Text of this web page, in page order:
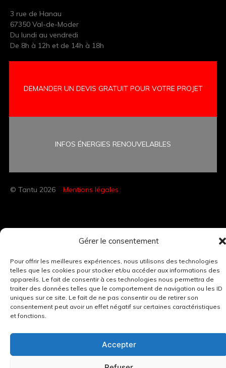
Gérer le consentement
Pour offrir les meilleures expériences, nous utilisons des technologies
telles que les cookies pour stocker et/ou accéder aux informations des
appareils. Le fait de consentir à ces technologies nous permettra de
traiter des données telles que le comportement de navigation ou les ID
uniques sur ce site. Le fait de ne pas consentir ou de retirer son
consentement peut avoir un effet négatif sur certaines caractéristiques
et fonctions.
Accepter
3 rue de Hanau
67350 Val-de-Moder
Du lundi au vendredi
De 8h à 12h et de 14h à 18h
DEMANDER UN DEVIS GRATUIT POUR VOTRE PROJET
INFOS ÉNERGIES RENOUVELABLES
© Tantu 2026 Mentions légales